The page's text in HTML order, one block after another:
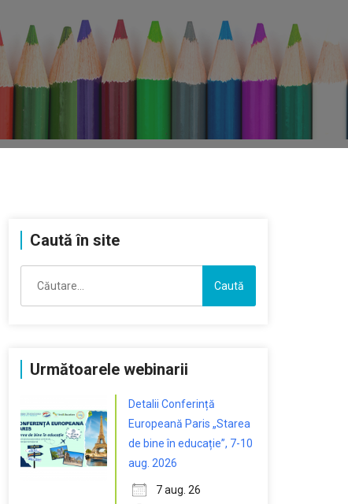
Caută în site
după:
Următoarele webinarii
Detalii Conferință
Europeană Paris „Starea
de bine în educație”, 7-10
aug. 2026
7 aug. 26